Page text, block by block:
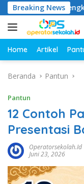
Langsung
ke
konten
Breaking News
SD Lengkap
Home Artikel
Beranda Pantun
Pantun
12 Contoh
Presentasi
Operatorsekolah.id
Juni 23, 2026